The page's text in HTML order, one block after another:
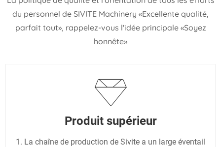
du personnel de SIVITE Machinery «Excellente qualité,
parfait tout», rappelez-vous l'idée principale «Soyez
honnête»
Produit supérieur
1. La chaîne de production de Sivite a un large éventail